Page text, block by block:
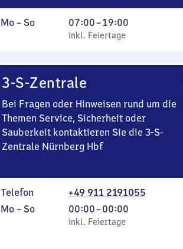
Montag
Mo – So,
inkl. Feiertage
07:00–19:00
Von
7
bis
19
inkl. Feiertage
3-S-Zentrale
Bei Fragen oder Hinweisen rund um die
Themen Service, Sicherheit oder
Sauberkeit kontaktieren Sie die 3-S-
Zentrale Nürnberg Hbf
Telefon
+49 911 2191055
Montag
Mo – So,
inkl. Feiertage
00:00–00:00
Von
0
inkl. Feiertage